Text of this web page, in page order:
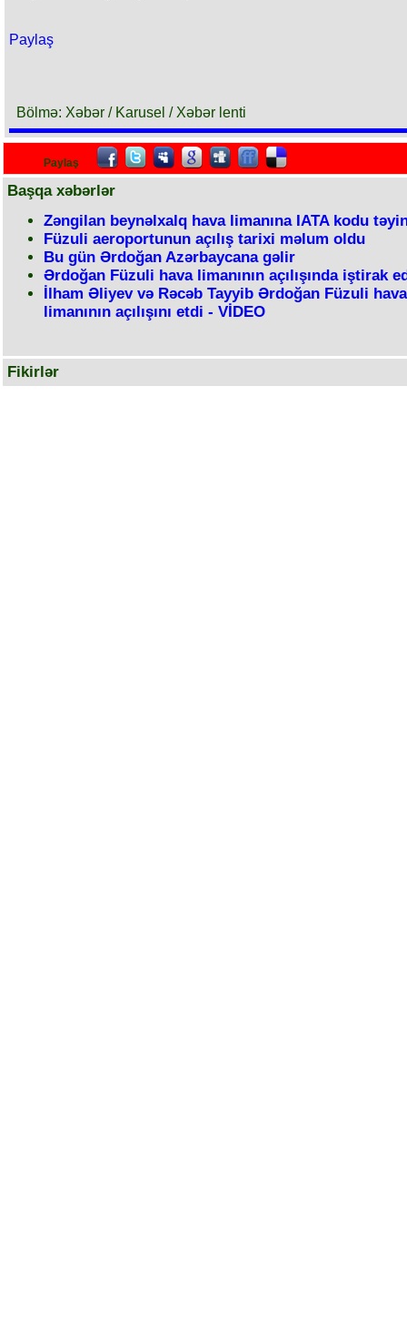
Paylaş
Bölmə: Xəbər / Karusel / Xəbər lenti
Paylaş
Başqa xəbərlər
Zəngilan beynəlxalq hava limanına IATA kodu
Füzuli aeroportunun açılış tarixi məlum oldu
Bu gün Ərdoğan Azərbaycana gəlir
Ərdoğan Füzuli hava limanının açılışında iştirak
İlham Əliyev və Rəcəb Tayyib Ərdoğan Füzuli hava
limanının açılışını etdi - VİDEO
Fikirlər